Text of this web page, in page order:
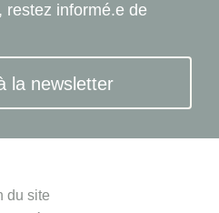
restez informé.e de
la newsletter
du site